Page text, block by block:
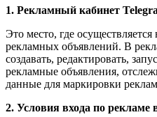
1. Рекламный кабинет
Это место, где осуществляется
рекламных объявлений. В
создавать, редактировать,
рекламные объявления,
данные для маркировки
2. Условия входа по рекламе